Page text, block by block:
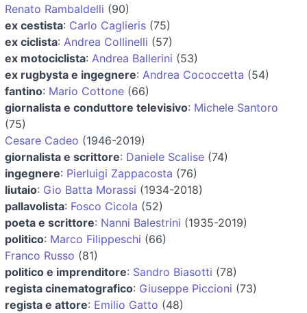
Renato Rambaldelli (90)
ex cestista: Carlo Caglieris (75)
ex ciclista: Andrea Collinelli (57)
ex motociclista: Andrea Ballerini (53)
ex rugbysta e ingegnere: Andrea Cococcetta (54)
fantino: Mario Cottone (66)
giornalista e conduttore televisivo: Michele Santoro
(75)
Cesare Cadeo (1946-2019)
giornalista e scrittore: Daniele Scalise (74)
ingegnere: Pierluigi Zappacosta (76)
liutaio: Gio Batta Morassi (1934-2018)
pallavolista: Fosco Cicola (52)
poeta e scrittore: Nanni Balestrini (1935-2019)
politico: Marco Filippeschi (66)
Franco Russo (81)
politico e imprenditore: Sandro Biasotti (78)
regista cinematografico: Giuseppe Piccioni (73)
regista e attore: Emilio Gatto (48)